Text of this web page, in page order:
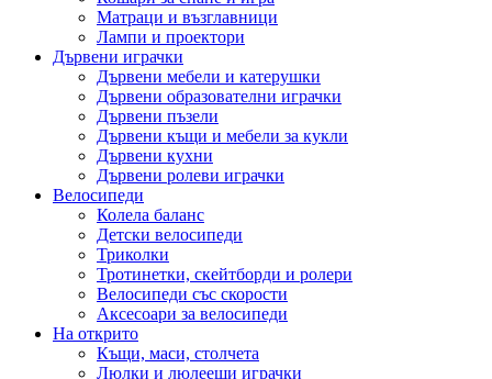
Матраци и възглавници
Лампи и проектори
Дървени играчки
Дървени мебели и катерушки
Дървени образователни играчки
Дървени пъзели
Дървени къщи и мебели за кукли
Дървени кухни
Дървени ролеви играчки
Велосипеди
Колела баланс
Детски велосипеди
Триколки
Тротинетки, скейтборди и ролери
Велосипеди със скорости
Аксесоари за велосипеди
На открито
Къщи, маси, столчета
Люлки и люлеещи играчки